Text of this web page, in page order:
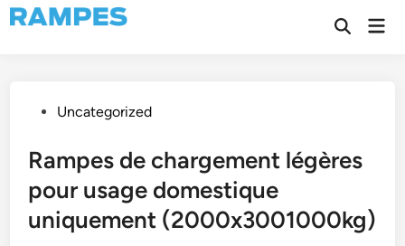
Skip
to
Open
PostedUncategorized
Rampes de chargement légères
pour usage domestique
uniquement (2000x3001000kg)